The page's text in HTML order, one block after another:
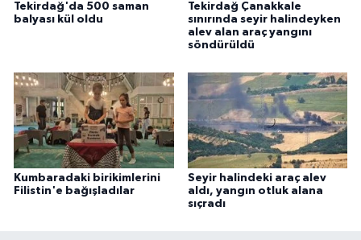
Tekirdağ'da 500 saman
balyası kül oldu
Tekirdağ Çanakkale
sınırında seyir halindeyken
alev alan araç yangını
söndürüldü
Kumbaradaki birikimlerini
Filistin'e bağışladılar
Seyir halindeki araç alev
aldı, yangın otluk alana
sıçradı